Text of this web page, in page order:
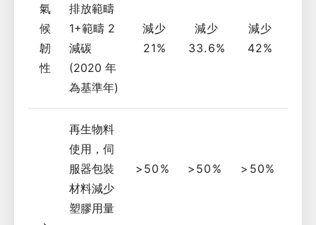
氣
候
韌
性
排放範疇
1+範疇 2
減碳
(2020 年
為基準年)
減少
21%
減少
33.6%
減少
42%
再生物料
使用，伺
服器包裝
材料減少
塑膠用量
>50% >50% >50%